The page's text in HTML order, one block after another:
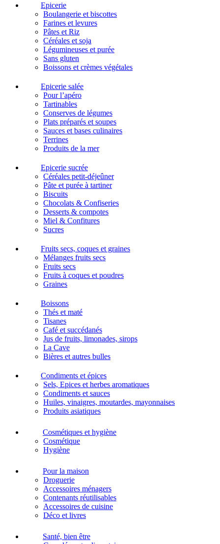
Epicerie
Boulangerie et biscottes
Farines et levures
Pâtes et Riz
Céréales et soja
Légumineuses et purée
Sans gluten
Boissons et crèmes végétales
Epicerie salée
Pour l’apéro
Tartinables
Conserves de légumes
Plats préparés et soupes
Sauces et bases culinaires
Terrines
Produits de la mer
Epicerie sucrée
Céréales petit-déjeûner
Pâte et purée à tartiner
Biscuits
Chocolats & Confiseries
Desserts & compotes
Miel & Confitures
Sucres
Fruits secs, coques et graines
Mélanges fruits secs
Fruits secs
Fruits à coques et poudres
Graines
Boissons
Thés et maté
Tisanes
Café et succédanés
Jus de fruits, limonades, sirops
La Cave
Bières et autres bulles
Condiments et épices
Sels, Epices et herbes aromatiques
Condiments et sauces
Huiles, vinaigres, moutardes, mayonnaises
Produits asiatiques
Cosmétiques et hygiène
Cosmétique
Hygiène
Pour la maison
Droguerie
Accessoires ménagers
Contenants réutilisables
Accessoires de cuisine
Déco et livres
Santé, bien être